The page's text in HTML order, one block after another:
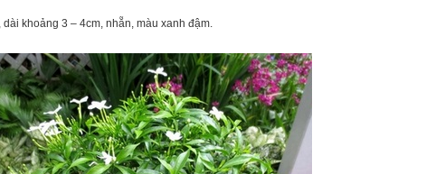
khoảng 3 – 4cm, nhẵn, màu xanh đậm.